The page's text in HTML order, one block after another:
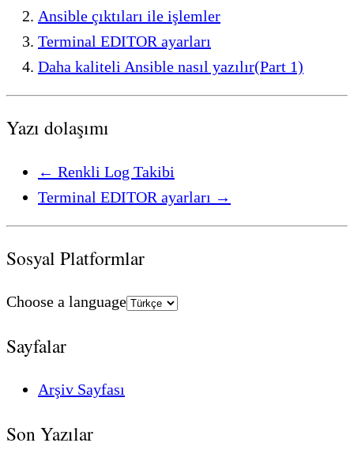
Ansible çıktıları ile işlemler
Terminal EDITOR ayarları
Daha kaliteli Ansible nasıl yazılır(Part 1)
Yazı dolaşımı
← Renkli Log Takibi
Terminal EDITOR ayarları →
Sosyal Platformlar
Choose a language
Sayfalar
Arşiv Sayfası
Son Yazılar